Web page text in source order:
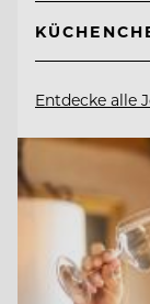
Entdecke alle